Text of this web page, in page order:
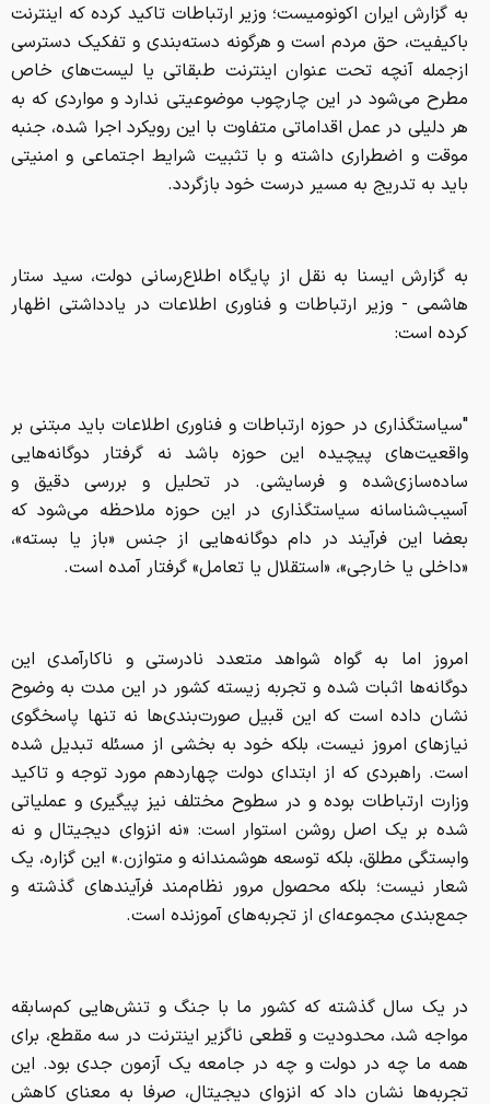
به گزارش ایران اکونومیست؛ وزیر ارتباطات تاکید کرده که اینترنت
باکیفیت، حق مردم است و هرگونه دسته‌بندی و تفکیک دسترسی
ازجمله آنچه تحت عنوان اینترنت طبقاتی یا لیست‌های خاص
مطرح می‌شود در این چارچوب موضوعیتی ندارد و مواردی که به
هر دلیلی در عمل اقداماتی متفاوت با این رویکرد اجرا شده، جنبه
موقت و اضطراری داشته و با تثبیت شرایط اجتماعی و امنیتی
باید به تدریج به مسیر درست خود بازگردد.
به گزارش ایسنا به نقل از پایگاه اطلاع‌رسانی دولت، سید ستار
هاشمی - وزیر ارتباطات و فناوری اطلاعات در یادداشتی اظهار
کرده است:
"سیاستگذاری در حوزه ارتباطات و فناوری اطلاعات باید مبتنی بر
واقعیت‌های پیچیده این حوزه باشد نه گرفتار دوگانه‌هایی
ساده‌سازی‌شده و فرسایشی. در تحلیل و بررسی دقیق و
آسیب‌شناسانه سیاستگذاری در این حوزه ملاحظه می‌شود که
بعضا این فرآیند در دام دوگانه‌هایی از جنس «باز یا بسته»،
«داخلی یا خارجی»، «استقلال یا تعامل» گرفتار آمده است.
امروز اما به گواه شواهد متعدد نادرستی و ناکارآمدی این
دوگانه‌ها اثبات شده و تجربه زیسته کشور در این مدت به‌ وضوح
نشان داده است که این قبیل صورت‌بندی‌ها نه تنها پاسخگوی
نیازهای امروز نیست، بلکه خود به بخشی از مسئله تبدیل شده
است. راهبردی که از ابتدای دولت چهاردهم مورد توجه و تاکید
وزارت ارتباطات بوده و در سطوح مختلف نیز پیگیری و عملیاتی
شده بر یک اصل روشن استوار است: «نه انزوای دیجیتال و نه
وابستگی مطلق، بلکه توسعه هوشمندانه و متوازن.» این گزاره، یک
شعار نیست؛ بلکه محصول مرور نظام‌مند فرآیندهای گذشته و
جمع‌بندی مجموعه‌ای از تجربه‌های آموزنده است.
در یک سال گذشته که کشور ما با جنگ و تنش‌هایی کم‌سابقه
مواجه شد، محدودیت و قطعی ناگزیر اینترنت در سه مقطع، برای
همه ما چه در دولت و چه در جامعه یک آزمون جدی بود. این
تجربه‌ها نشان داد که انزوای دیجیتال، صرفا به معنای کاهش